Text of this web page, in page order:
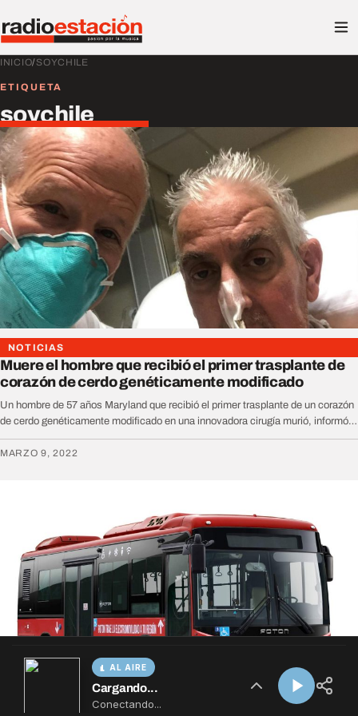
AL AIRE
Cargando...
Conectando...